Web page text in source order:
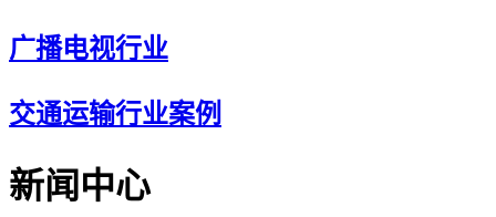
广播电视行业
交通运输行业案例
新闻中心